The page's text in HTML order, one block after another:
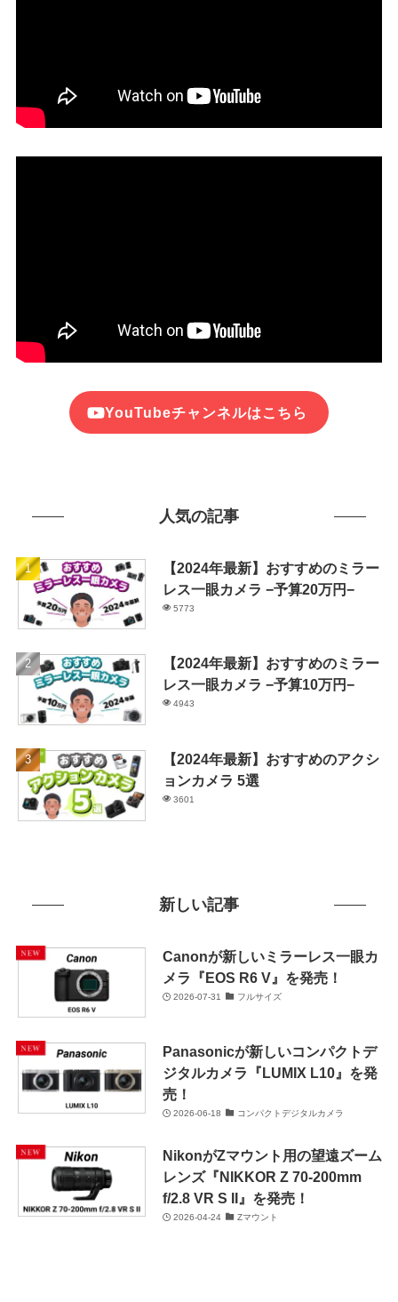
YouTubeチャンネルはこちら
人気の記事
【2024年最新】おすすめのミラー
レス一眼カメラ −予算20万円−
5773
【2024年最新】おすすめのミラー
レス一眼カメラ −予算10万円−
4943
【2024年最新】おすすめのアクシ
ョンカメラ 5選
3601
新しい記事
Canonが新しいミラーレス一眼カ
メラ『EOS R6 V』を発売！
2026-07-31 フルサイズ
Panasonicが新しいコンパクトデ
ジタルカメラ『LUMIX L10』を発
売！
2026-06-18 コンパクトデジタルカメラ
NikonがZマウント用の望遠ズーム
レンズ『NIKKOR Z 70-200mm
f/2.8 VR S II』を発売！
2026-04-24 Zマウント